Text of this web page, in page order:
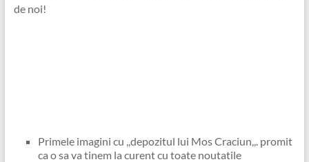
de noi!
Primele imagini cu ,,depozitul lui Mos Craciun,,. promit
ca o sa va tinem la curent cu toate noutatile